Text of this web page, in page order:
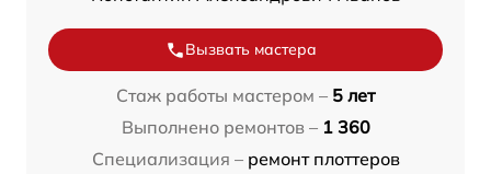
Вызвать мастера
Стаж работы мастером – 5 лет
Выполнено ремонтов – 1 360
Специализация – ремонт плоттеров